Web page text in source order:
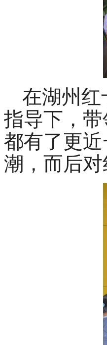
在湖州
指导下，
都有了更
潮，而后